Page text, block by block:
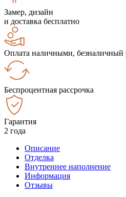
Замер, дизайн
и доставка бесплатно
Оплата наличными, безналичный
Беспроцентная рассрочка
Гарантия
2 года
Описание
Отделка
Внутреннее наполнение
Информация
Отзывы